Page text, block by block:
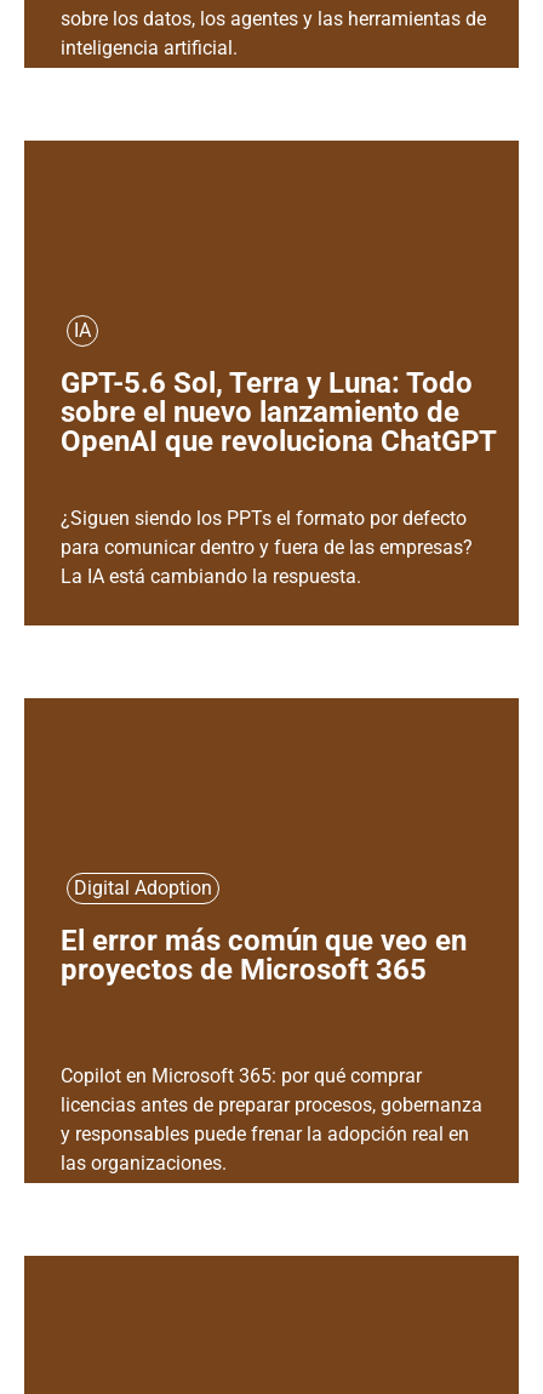
sobre los datos, los agentes y las herramientas de
inteligencia artificial.
IA
GPT-5.6 Sol, Terra y Luna: Todo
sobre el nuevo lanzamiento de
OpenAI que revoluciona ChatGPT
¿Siguen siendo los PPTs el formato por defecto
para comunicar dentro y fuera de las empresas?
La IA está cambiando la respuesta.
Digital Adoption
El error más común que veo en
proyectos de Microsoft 365
Copilot en Microsoft 365: por qué comprar
licencias antes de preparar procesos, gobernanza
y responsables puede frenar la adopción real en
las organizaciones.